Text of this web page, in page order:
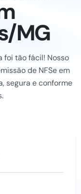
MG
foi tão fácil! Nosso
de NFSe em
segura e conforme